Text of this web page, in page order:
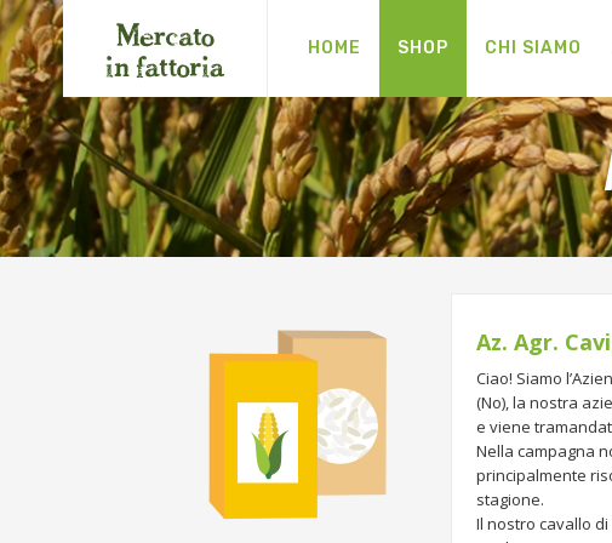
HOME SHOP CHI SIAMO
Az. Agr.
Ciao! Siamo
(No), la nostra
e viene
Nella campagna
principalmente
stagione.
Il nostro cavallo